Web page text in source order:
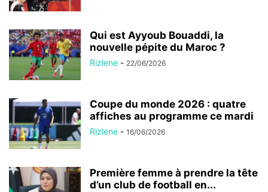
Qui est Ayyoub Bouaddi, la
nouvelle pépite du Maroc ?
Rizlene - 22/06/2026
Coupe du monde 2026 : quatre
affiches au programme ce mardi
Rizlene - 16/06/2026
Première femme à prendre la tête
d’un club de football en...